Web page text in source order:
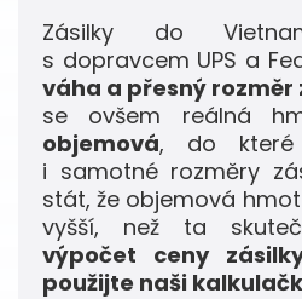
Zásilky do
s dopravcem UPS a
váha a přesný rozměr
se ovšem reálná
objemová, do které
i samotné rozměry
stát, že objemová
vyšší, než ta
výpočet ceny
použijte naši